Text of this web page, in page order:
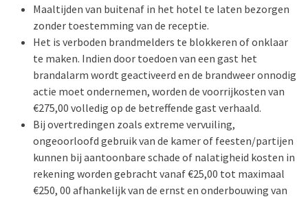
Maaltijden van buitenaf in het hotel te laten bezorgen
zonder toestemming van de receptie.
Het is verboden brandmelders te blokkeren of onklaar
te maken. Indien door toedoen van een gast het
brandalarm wordt geactiveerd en de brandweer onnodig
actie moet ondernemen, worden de voorrijkosten van
€275,00 volledig op de betreffende gast verhaald.
Bij overtredingen zoals extreme vervuiling,
ongeoorloofd gebruik van de kamer of feesten/partijen
kunnen bij aantoonbare schade of nalatigheid kosten in
rekening worden gebracht vanaf €25,00 tot maximaal
€250, 00 afhankelijk van de ernst en onderbouwing van